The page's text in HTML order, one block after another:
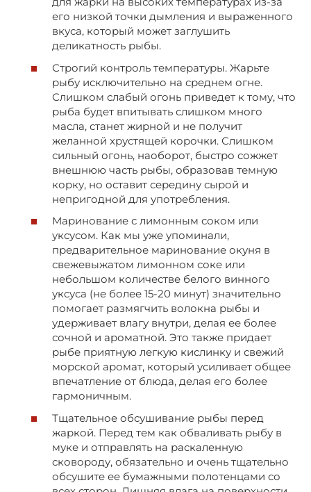
его низкой точки дымления и выраженного
вкуса, который может заглушить
деликатность рыбы.
Строгий контроль температуры. Жарьте
рыбу исключительно на среднем огне.
Слишком слабый огонь приведет к тому, что
рыба будет впитывать слишком много
масла, станет жирной и не получит
желанной хрустящей корочки. Слишком
сильный огонь, наоборот, быстро сожжет
внешнюю часть рыбы, образовав темную
корку, но оставит середину сырой и
непригодной для употребления.
Маринование с лимонным соком или
уксусом. Как мы уже упоминали,
предварительное маринование окуня в
свежевыжатом лимонном соке или
небольшом количестве белого винного
уксуса (не более 15-20 минут) значительно
помогает размягчить волокна рыбы и
удерживает влагу внутри, делая ее более
сочной и ароматной. Это также придает
рыбе приятную легкую кислинку и свежий
морской аромат, который усиливает общее
впечатление от блюда, делая его более
гармоничным.
Тщательное обсушивание рыбы перед
жаркой. Перед тем как обваливать рыбу в
муке и отправлять на раскаленную
сковороду, обязательно и очень тщательно
обсушите ее бумажными полотенцами со